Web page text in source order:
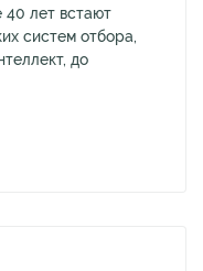
лет встают
систем отбора,
до